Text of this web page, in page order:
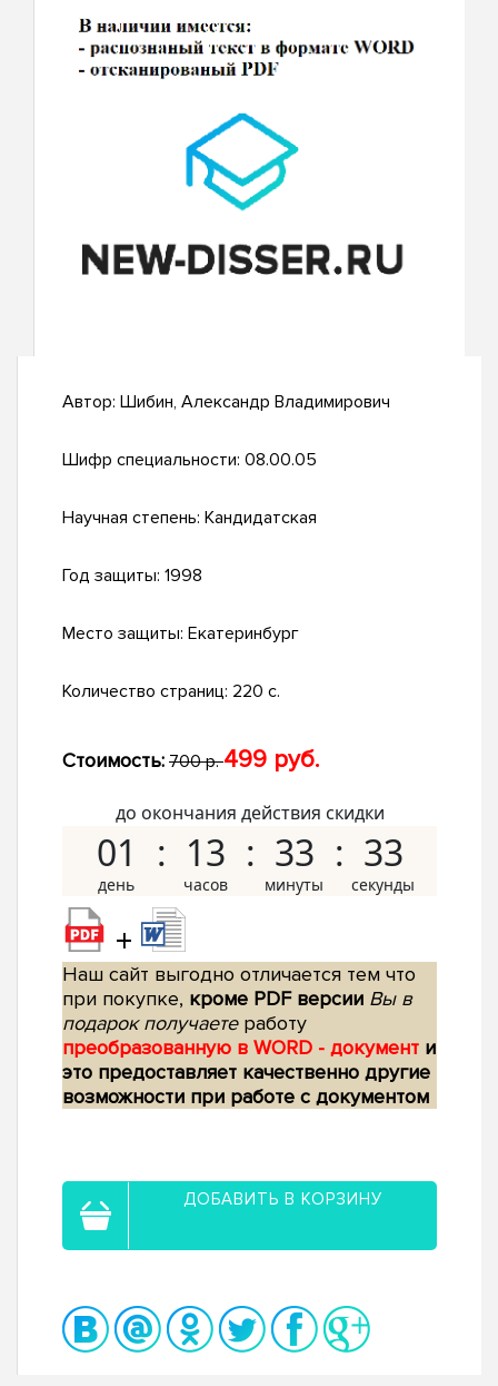
Автор: Шибин, Александр Владимирович
Шифр специальности: 08.00.05
Научная степень: Кандидатская
Год защиты: 1998
Место защиты: Екатеринбург
Количество страниц: 220 с.
Стоимость: 700 р.499 руб.
до окончания действия скидки
01 13 33 32
+
Наш сайт выгодно отличается тем что
при покупке, кроме PDF версии Вы в
подарок получаетеработу
преобразованную в WORD - документ и
это предоставляет качественно другие
возможности при работе с документом
ДОБАВИТЬ В КОРЗИНУ